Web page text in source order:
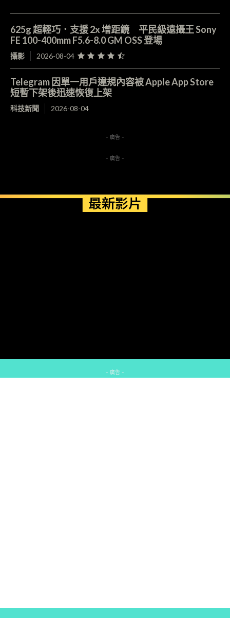
625g 超輕巧．支援 2x 增距鏡 平民級遠攝王 Sony
FE 100-400mm F5.6-8.0 GM OSS 登場
攝影 2026-08-04
Telegram 因單一用戶違規內容被 Apple App Store
短暫下架後迅速恢復上架
科技新聞 2026-08-04
- 廣告 -
- 廣告 -
最新影片
- 廣告 -